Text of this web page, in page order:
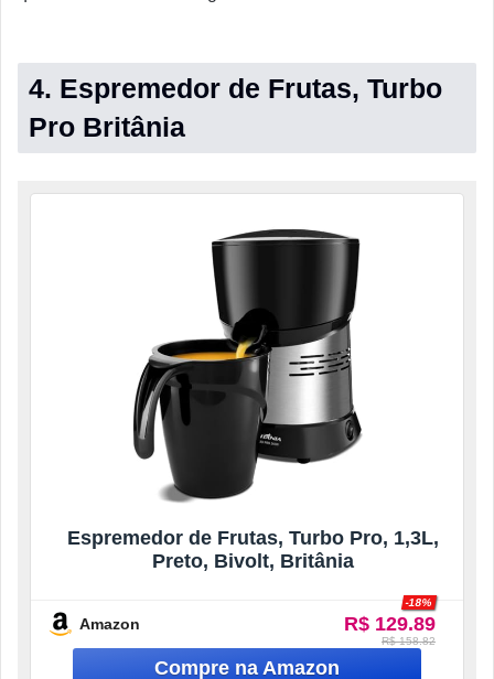
4. Espremedor de Frutas, Turbo
Pro Britânia
Espremedor de Frutas, Turbo Pro, 1,3L,
Preto, Bivolt, Britânia
Amazon R$ 129.89
-18%
R$ 158.82